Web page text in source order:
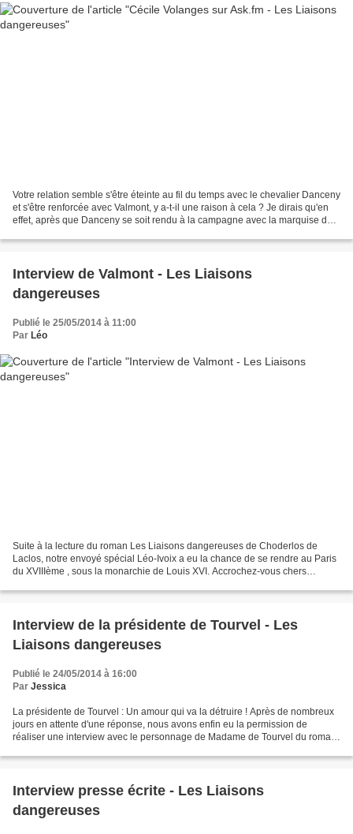
Votre relation semble s'être éteinte au fil du temps avec le chevalier Danceny
et s'être renforcée avec Valmont, y a-t-il une raison à cela ? Je dirais qu'en
effet, après que Danceny se soit rendu à la campagne avec la marquise de
Interview de Valmont - Les Liaisons
dangereuses
Publié le 25/05/2014 à 11:00
Par Léo
Suite à la lecture du roman Les Liaisons dangereuses de Choderlos de
Laclos, notre envoyé spécial Léo-Ivoix a eu la chance de se rendre au Paris
du XVIIIème , sous la monarchie de Louis XVI. Accrochez-vous chers
Interview de la présidente de Tourvel - Les
Liaisons dangereuses
Publié le 24/05/2014 à 16:00
Par Jessica
La présidente de Tourvel : Un amour qui va la détruire ! Après de nombreux
jours en attente d'une réponse, nous avons enfin eu la permission de
réaliser une interview avec le personnage de Madame de Tourvel du roman
Interview presse écrite - Les Liaisons
dangereuses